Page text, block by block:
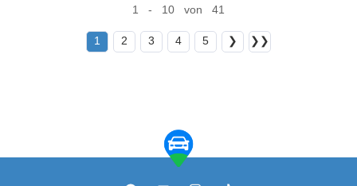
1 - 10 von 41
1 2 3 4 5 ❯ ❯❯